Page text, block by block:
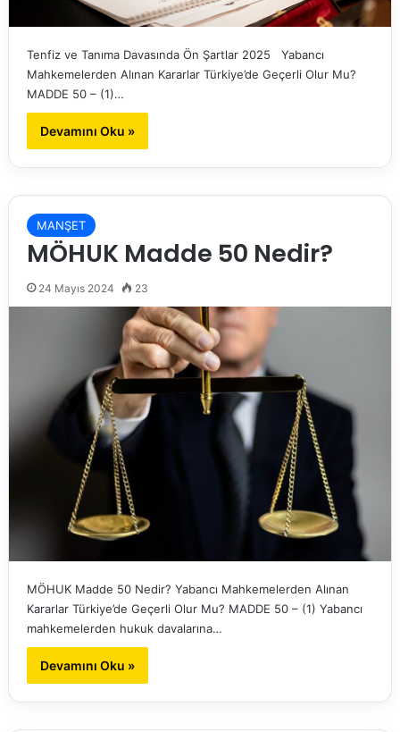
Tenfiz ve Tanıma Davasında Ön Şartlar 2025 Yabancı
Mahkemelerden Alınan Kararlar Türkiye’de Geçerli Olur Mu?
MADDE 50 – (1)…
Devamını Oku »
MANŞET
MÖHUK Madde 50 Nedir?
24 Mayıs 2024 23
MÖHUK Madde 50 Nedir? Yabancı Mahkemelerden Alınan
Kararlar Türkiye’de Geçerli Olur Mu? MADDE 50 – (1) Yabancı
mahkemelerden hukuk davalarına…
Devamını Oku »